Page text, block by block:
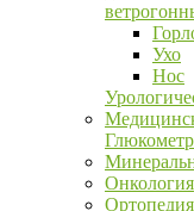
Ухо
Нос
Онкология
Ортопедия